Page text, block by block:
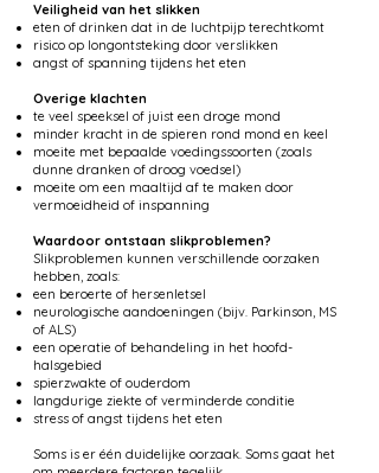
Veiligheid van het slikken
eten of drinken dat in de luchtpijp terechtkomt
risico op longontsteking door verslikken
angst of spanning tijdens het eten
Overige klachten
te veel speeksel of juist een droge mond
minder kracht in de spieren rond mond en keel
moeite met bepaalde voedingssoorten (zoals
dunne dranken of droog voedsel)
moeite om een maaltijd af te maken door
vermoeidheid of inspanning
Waardoor ontstaan slikproblemen?
Slikproblemen kunnen verschillende oorzaken
hebben, zoals:
een beroerte of hersenletsel
neurologische aandoeningen (bijv. Parkinson, MS
of ALS)
een operatie of behandeling in het hoofd-
halsgebied
spierzwakte of ouderdom
langdurige ziekte of verminderde conditie
stress of angst tijdens het eten
Soms is er één duidelijke oorzaak. Soms gaat het